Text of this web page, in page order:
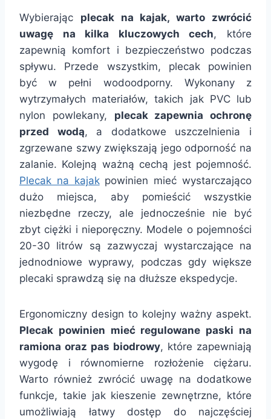
Wybierając plecak na kajak, warto zwrócić
uwagę na kilka kluczowych cech, które
zapewnią komfort i bezpieczeństwo podczas
spływu. Przede wszystkim, plecak powinien
być w pełni wodoodporny. Wykonany z
wytrzymałych materiałów, takich jak PVC lub
nylon powlekany, plecak zapewnia ochronę
przed wodą, a dodatkowe uszczelnienia i
zgrzewane szwy zwiększają jego odporność na
zalanie. Kolejną ważną cechą jest pojemność.
Plecak na kajakpowinien mieć wystarczająco
dużo miejsca, aby pomieścić wszystkie
niezbędne rzeczy, ale jednocześnie nie być
zbyt ciężki i nieporęczny. Modele o pojemności
20-30 litrów są zazwyczaj wystarczające na
jednodniowe wyprawy, podczas gdy większe
plecaki sprawdzą się na dłuższe ekspedycje.
Ergonomiczny design to kolejny ważny aspekt.
Plecak powinien mieć regulowane paski na
ramiona oraz pas biodrowy, które zapewniają
wygodę i równomierne rozłożenie ciężaru.
Warto również zwrócić uwagę na dodatkowe
funkcje, takie jak kieszenie zewnętrzne, które
umożliwiają łatwy dostęp do najczęściej